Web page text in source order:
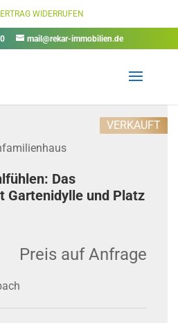
WIDERRUFEN
mail@rekar-immobilien.de
VERKAUFT
Das
Gartenidylle und Platz
Preis auf Anfrage